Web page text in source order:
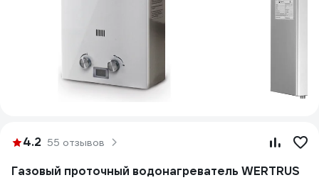
4.2 55 отзывов
Газовый проточный водонагреватель WERTRUS